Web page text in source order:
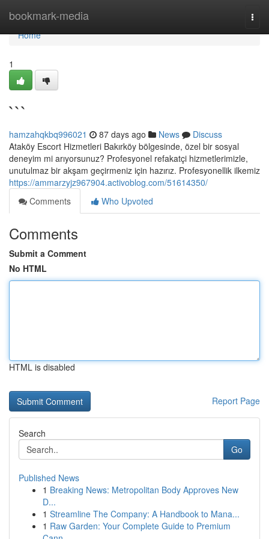
bookmark-media
Home
Home
1
```
hamzahqkbq996021 87 days ago News
Discuss
Ataköy Escort Hizmetleri Bakırköy bölgesinde, özel bir sosyal
deneyim mi arıyorsunuz? Profesyonel refakatçi hizmetlerimizle,
unutulmaz bir akşam geçirmeniz için hazırız. Profesyonellik ilkemiz
https://ammarzyjz967904.activoblog.com/51614350/
Comments
Who Upvoted
Comments
Submit a Comment
No HTML
HTML is disabled
Report Page
Search
Go
Published News
1 Breaking News: Metropolitan Body Approves New
D...
1 Streamline The Company: A Handbook to Mana...
1 Raw Garden: Your Complete Guide to Premium